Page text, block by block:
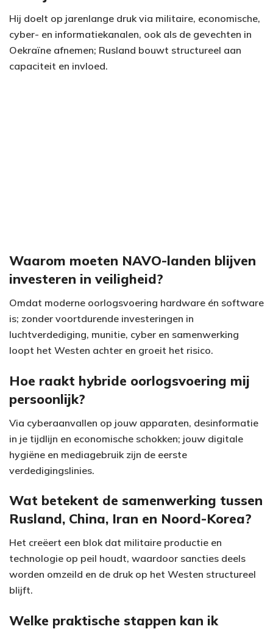
Hij doelt op jarenlange druk via militaire, economische,
cyber- en informatiekanalen, ook als de gevechten in
Oekraïne afnemen; Rusland bouwt structureel aan
capaciteit en invloed.
Waarom moeten NAVO-landen blijven
investeren in veiligheid?
Omdat moderne oorlogsvoering hardware én software
is; zonder voortdurende investeringen in
luchtverdediging, munitie, cyber en samenwerking
loopt het Westen achter en groeit het risico.
Hoe raakt hybride oorlogsvoering mij
persoonlijk?
Via cyberaanvallen op jouw apparaten, desinformatie
in je tijdlijn en economische schokken; jouw digitale
hygiëne en mediagebruik zijn de eerste
verdedigingslinies.
Wat betekent de samenwerking tussen
Rusland, China, Iran en Noord-Korea?
Het creëert een blok dat militaire productie en
technologie op peil houdt, waardoor sancties deels
worden omzeild en de druk op het Westen structureel
blijft.
Welke praktische stappen kan ik